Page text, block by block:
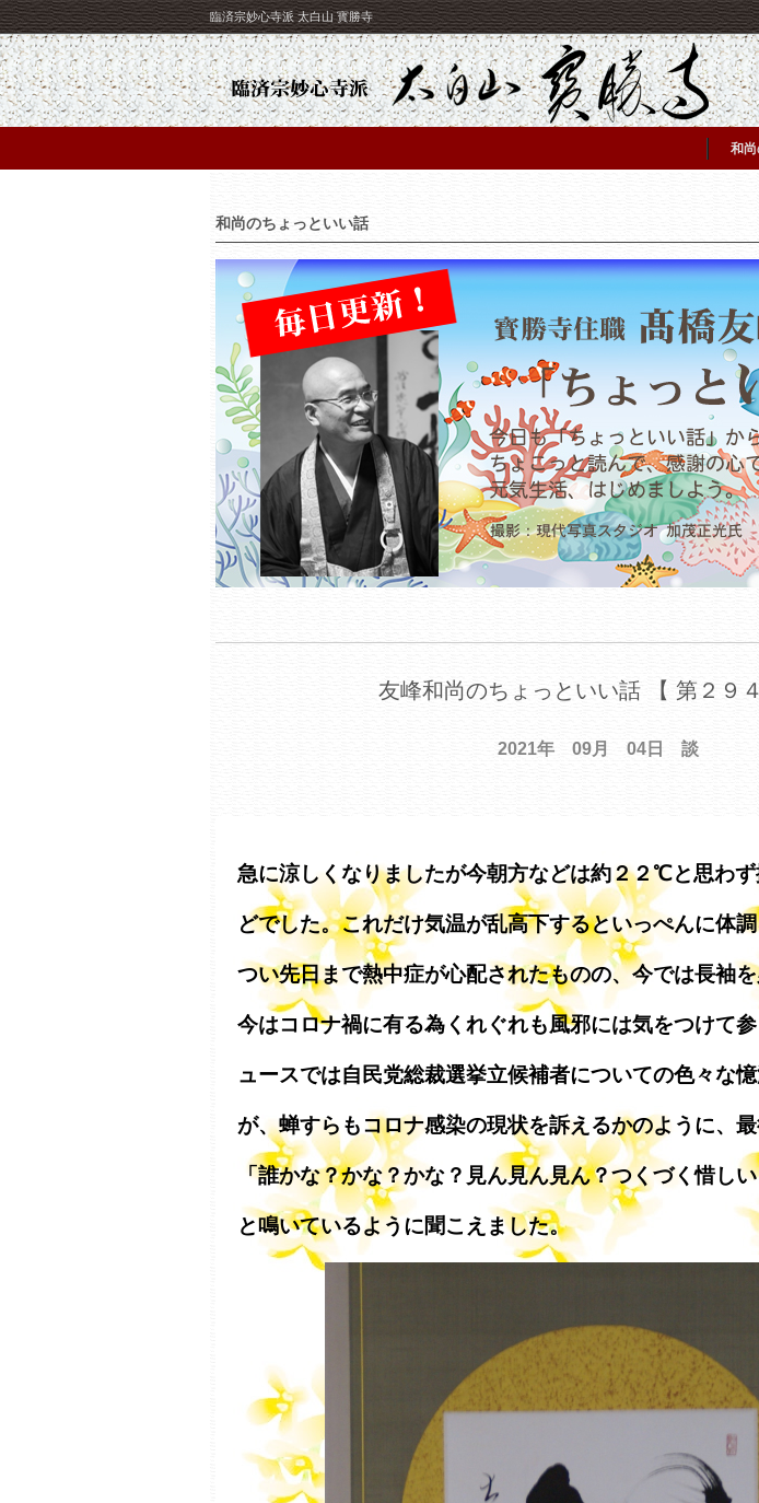
臨済宗妙心寺派 太白山 寳勝寺
和
和尚のちょっといい話
友峰和尚のちょっといい話 【 第２９４
2021年 09月 04日 談
急に涼しくなりましたが今朝方などは約２２℃と思わ
どでした。これだけ気温が乱高下するといっぺんに体調
つい先日まで熱中症が心配されたものの、今では長袖を
今はコロナ禍に有る為くれぐれも風邪には気をつけて
ュースでは自民党総裁選挙立候補者についての色々な
が、蝉すらもコロナ感染の現状を訴えるかのように、
「誰かな？かな？かな？見ん見ん見ん？つくづく惜し
と鳴いているように聞こえました。